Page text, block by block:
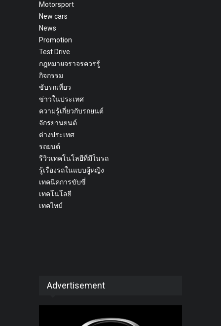
Motorsport
New cars
News
Promotion
Test Drive
กฎหมายจราจรควรรู้
กิจกรรม
ขับรถเที่ยว
ข่าวในประเทศ
ความรู้เกี่ยวกับรถยนต์
จักรยานยนต์
ต่างประเทศ
รถยนต์
รีวิวเทคโนโลยีที่มีในรถ
รู้เรื่องรถในแบบผู้หญิง
เทคนิคการขับขี่
เทคโนโลยี
เทคไทม์
Advertisement